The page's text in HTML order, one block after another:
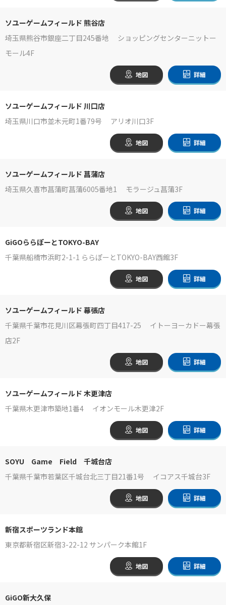
ソユーゲームフィールド 熊谷店
埼玉県熊谷市銀座二丁目245番地 ショッピングセンターニットー
モール4F
地図 詳細
ソユーゲームフィールド 川口店
埼玉県川口市並木元町1番79号 アリオ川口3F
地図 詳細
ソユーゲームフィールド 菖蒲店
埼玉県久喜市菖蒲町菖蒲6005番地1 モラージュ菖蒲3F
地図 詳細
GiGOららぽーとTOKYO-BAY
千葉県船橋市浜町2-1-1 ららぽーとTOKYO-BAY西館3F
地図 詳細
ソユーゲームフィールド 幕張店
千葉県千葉市花見川区幕張町四丁目417-25 イトーヨーカドー幕張
店2F
地図 詳細
ソユーゲームフィールド 木更津店
千葉県木更津市築地1番4 イオンモール木更津2F
地図 詳細
SOYU Game Field 千城台店
千葉県千葉市若葉区千城台北三丁目21番1号 イコアス千城台3F
地図 詳細
新宿スポーツランド本館
東京都新宿区新宿3-22-12 サンパーク本館1F
地図 詳細
GiGO新大久保